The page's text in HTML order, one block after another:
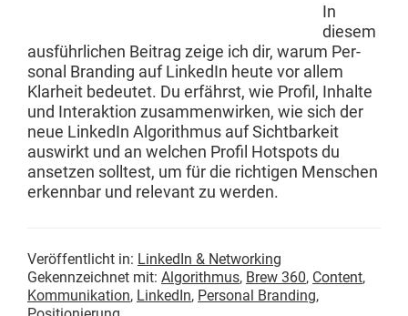
In
diesem
aus­führlichen Beitrag zeige ich dir, warum Per­
son­al Brand­ing auf LinkedIn heute vor allem
Klarheit bedeutet. Du erfährst, wie Pro­fil, Inhalte
und Inter­ak­tion zusam­men­wirken, wie sich der
neue LinkedIn Algo­rith­mus auf Sicht­barkeit
auswirkt und an welchen Pro­fil Hotspots du
anset­zen soll­test, um für die richti­gen Men­schen
erkennbar und rel­e­vant zu werden.
Veröffentlicht in: LinkedIn & Networking
Gekennzeichnet mit: Algorithmus, Brew 360, Content,
Kommunikation, LinkedIn, Personal Branding,